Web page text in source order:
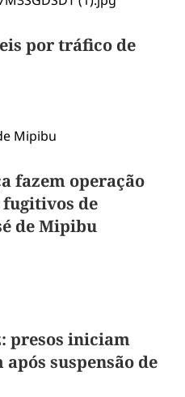
por tráfico de
fazem operação
de
de Mipibu
presos iniciam
suspensão de